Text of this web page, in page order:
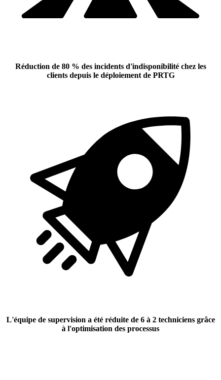
Réduction de 80 % desincidents d'indisponibilité chez les
clientsdepuis le déploiement de PRTG
L'équipe de supervision a été réduite de 6 à 2 techniciensgrâce
à l'optimisation des processus